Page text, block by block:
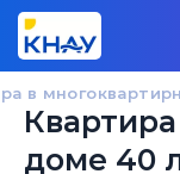
в
доме 40